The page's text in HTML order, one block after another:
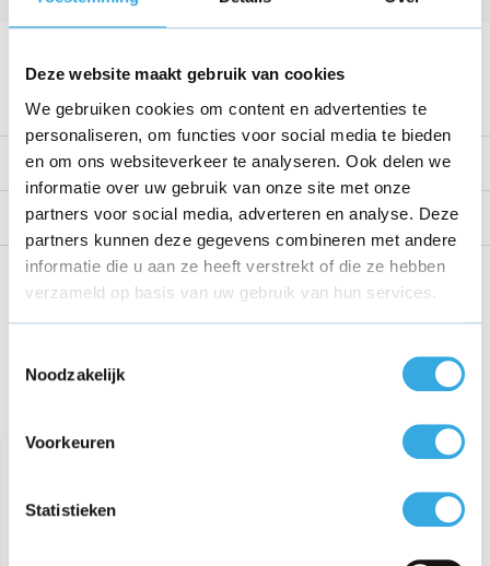
Deze website maakt gebruik van cookies
We gebruiken cookies om content en advertenties te
personaliseren, om functies voor social media te bieden
en om ons websiteverkeer te analyseren. Ook delen we
informatie over uw gebruik van onze site met onze
partners voor social media, adverteren en analyse. Deze
partners kunnen deze gegevens combineren met andere
informatie die u aan ze heeft verstrekt of die ze hebben
verzameld op basis van uw gebruik van hun services.
Noodzakelijk
Voorkeuren
Statistieken
Productomschrijving
Reviews
Share this product!